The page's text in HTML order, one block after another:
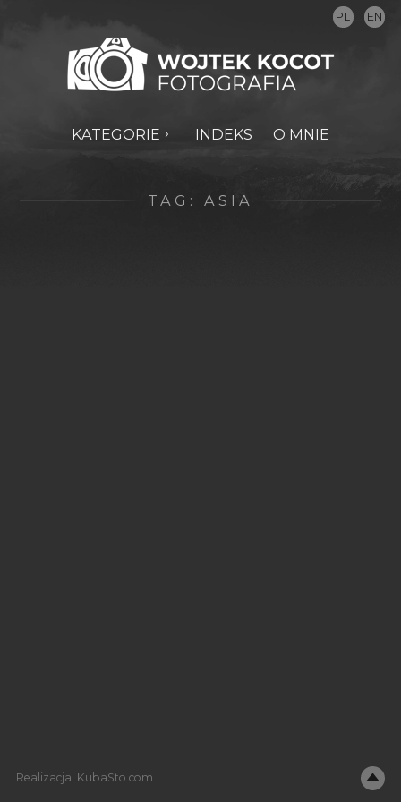
PL EN
KATEGORIE INDEKS O MNIE
TAG: ASIA
Realizacja: KubaSto.com